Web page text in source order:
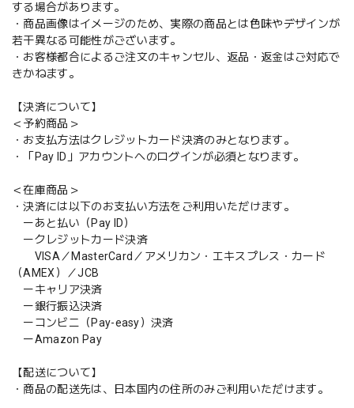
する場合があります。
・商品画像はイメージのため、実際の商品とは色味やデザインが
若干異なる可能性がございます。
・お客様都合によるご注文のキャンセル、返品・返金はご対応で
きかねます。
【決済について】
＜予約商品＞
・お支払方法はクレジットカード決済のみとなります。
・「Pay ID」アカウントへのログインが必須となります。
＜在庫商品＞
・決済には以下のお支払い方法をご利用いただけます。
ーあと払い（Pay ID）
ークレジットカード決済
VISA／MasterCard／アメリカン・エキスプレス・カード
（AMEX）／JCB
ーキャリア決済
ー銀行振込決済
ーコンビニ（Pay-easy）決済
ーAmazon Pay
【配送について】
・商品の配送先は、日本国内の住所のみご利用いただけます。